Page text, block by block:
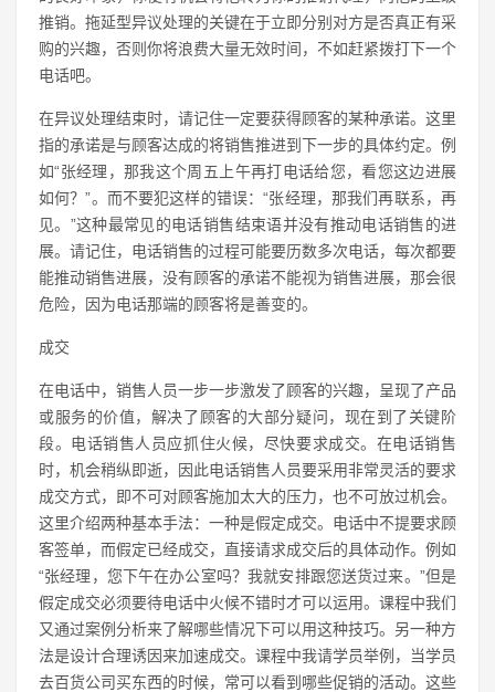
推销。拖延型异议处理的关键在于立即分别对方是否真正有采
购的兴趣，否则你将浪费大量无效时间，不如赶紧拨打下一个
电话吧。
在异议处理结束时，请记住一定要获得顾客的某种承诺。这里
指的承诺是与顾客达成的将销售推进到下一步的具体约定。例
如“张经理，那我这个周五上午再打电话给您，看您这边进展
如何？”。而不要犯这样的错误：“张经理，那我们再联系，再
见。”这种最常见的电话销售结束语并没有推动电话销售的进
展。请记住，电话销售的过程可能要历数多次电话，每次都要
能推动销售进展，没有顾客的承诺不能视为销售进展，那会很
危险，因为电话那端的顾客将是善变的。
成交
在电话中，销售人员一步一步激发了顾客的兴趣，呈现了产品
或服务的价值，解决了顾客的大部分疑问，现在到了关键阶
段。电话销售人员应抓住火候，尽快要求成交。在电话销售
时，机会稍纵即逝，因此电话销售人员要采用非常灵活的要求
成交方式，即不可对顾客施加太大的压力，也不可放过机会。
这里介绍两种基本手法：一种是假定成交。电话中不提要求顾
客签单，而假定已经成交，直接请求成交后的具体动作。例如
“张经理，您下午在办公室吗？我就安排跟您送货过来。”但是
假定成交必须要待电话中火候不错时才可以运用。课程中我们
又通过案例分析来了解哪些情况下可以用这种技巧。另一种方
法是设计合理诱因来加速成交。课程中我请学员举例，当学员
去百货公司买东西的时候，常可以看到哪些促销的活动。这些